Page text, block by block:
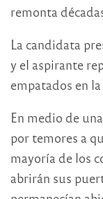
remonta
La candidata
y el aspirante
empatados en
En medio de
por temores a
mayoría de los
abrirán sus